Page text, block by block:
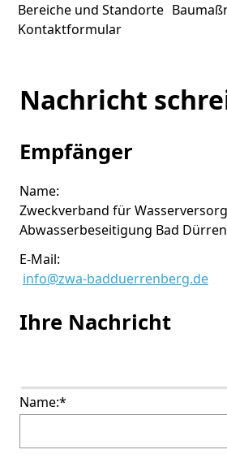
Bereiche und Standorte
Kontaktformular
Nachricht
Empfänger
Name:
Zweckverband für
Abwasserbeseitigung Bad
E-Mail:
info@zwa-badduerrenberg.de
Ihre Nachricht
Name:*